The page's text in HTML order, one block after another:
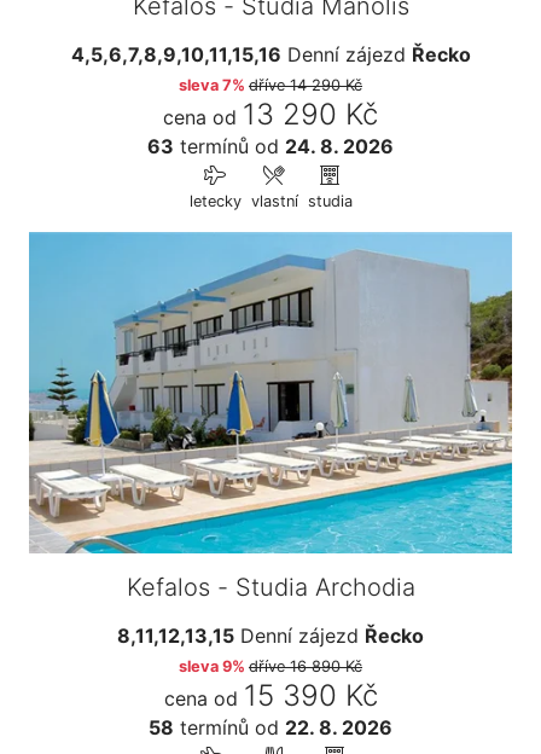
4,5,6,7,8,9,10,11,15,16 Denní zájezd Řecko
sleva 7% dříve14 290 Kč
cena od 13 290 Kč
63 termínů od 24. 8. 2026
letecky vlastní studia
Kefalos - Studia Archodia
8,11,12,13,15 Denní zájezd Řecko
sleva 9% dříve16 890 Kč
cena od 15 390 Kč
58 termínů od 22. 8. 2026